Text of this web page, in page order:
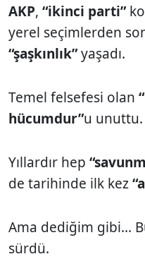
AKP, “ikinci parti”
yerel seçimlerden
“şaşkınlık”yaşadı.
Temel felsefesi olan
hücumdur”u unuttu.
Yıllardır hep
de tarihinde ilk kez
Ama dediğim gibi...
sürdü.